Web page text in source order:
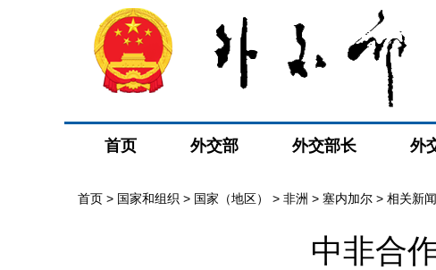
首页 外交部 外交部长 外
首页 > 国家和组织 > 国家（地区） > 非洲 > 塞内加尔 > 相关新闻
中非合